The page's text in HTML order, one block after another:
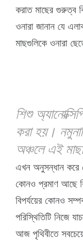
করাত মাছের গুরুত্ব
ওনারা জানান যে
মাছগুলিকে ওনারা
শিশু
করা হয়।
অঞ্চলে এই
এখন অনুসন্ধান করে
কোনও প্রমাণ আছে
বিপর্যয়ের কোনও
পরিস্থিতিটি নিজে
আজ পৃথিবীতে